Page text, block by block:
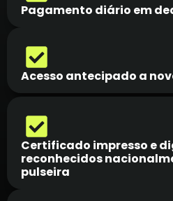
Pagamento diário em
Acesso antecipado a
Certificado impresso e
reconhecidos
pulseira